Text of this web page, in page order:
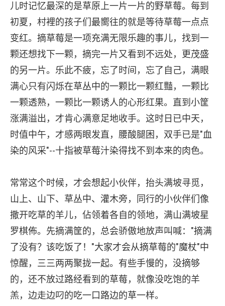
儿时记忆最深的是草原上一片一片的野草莓。每到
初夏，村裡的孩子们最嚮往的就是等待草莓一点点
变红。摘草莓是一项充满无限乐趣的事儿，找到一
颗还想找下一颗，摘完一片又看到不远处，更茂盛
的另一片。乐此不疲，忘了时间，忘了自己，满眼
满心只有闪烁在草丛中的一颗比一颗红豔，一颗比
一颗透熟，一颗比一颗诱人的心形红果。直到小筐
涨满溢出，才肯心满意足地收手。这时日已中天，
时值中午，才感两眼发直，腰酸腿困，双手已是"血
染的风采"--十指被草莓汁染得找不到本来的肉色。
常常这个时候，才会想起小伙伴，抬头满坡寻觅，
山上、山下、草丛中、灌木旁，同行的小伙伴们像
撒开吃草的羊儿，佔领着各自的领地，满山满坡星
罗棋佈。先摘满筐的，总会骄傲地放声叫喊："摘满
了没有？该吃饭了！"大家才会从摘草莓的"魔杖"中
惊醒，三三两两聚拢一起。有些手慢的，没摘够
的，还不放过路经看到的草莓，就像没吃饱的羊
羔，边走边叼的吃一口路边的草一样。